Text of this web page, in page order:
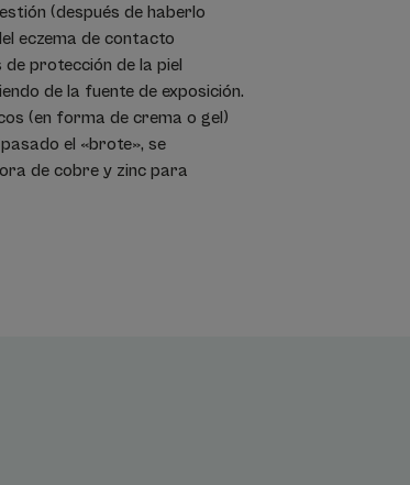
(después de haberlo
eczema de contacto
protección de la piel
de la fuente de exposición.
(en forma de crema o gel)
el «brote», se
de cobre y zinc para